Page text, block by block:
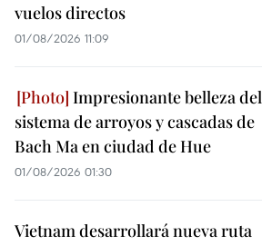
vuelos directos
01/08/2026 11:09
Impresionante belleza del
sistema de arroyos y cascadas de
Bach Ma en ciudad de Hue
01/08/2026 01:30
Vietnam desarrollará nueva ruta